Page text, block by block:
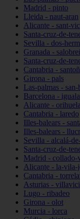
Madrid - pinto
Lleida - naut-aran
Alicante - sant-
Santa-cruz-de-
Sevilla - dos-
Granada -
Santa-cruz-de-
Cantabria -
Girona - pals
Las-palmas -
Barcelona -
Alicante - orihuela
Cantabria - laredo
Illes-balears -
Illes-balears -
Sevilla - alcalá-
Santa-cruz-de-
Madrid - collado-
Alicante - la-vila-
Cantabria -
Asturias -
Lugo - ribadeo
Girona - olot
Murcia - lorca